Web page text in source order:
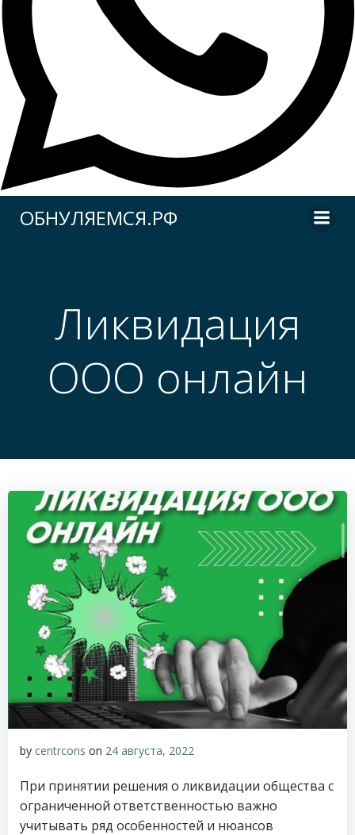
ОБНУЛЯЕМСЯ.РФ
Ликвидация
ООО онлайн
by centrcons on 24 августа, 2022
При принятии решения о ликвидации общества с
ограниченной ответственностью важно
учитывать ряд особенностей и нюансов